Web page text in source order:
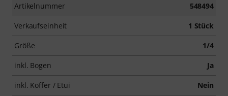
Artikelnummer 548494
Verkaufseinheit 1 Stück
Größe 1/4
inkl. Bogen Ja
inkl. Koffer / Etui Nein